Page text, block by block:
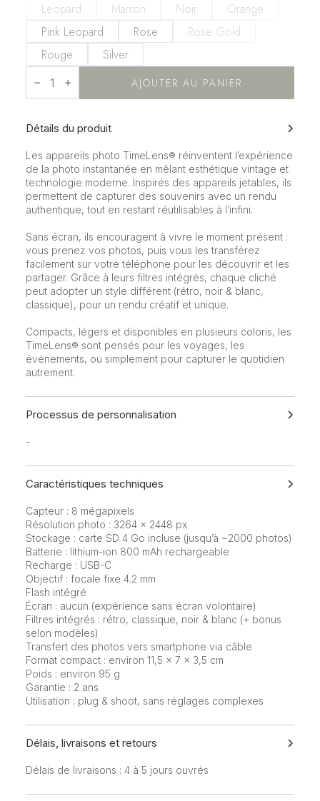
Leopard
Marron Noir
Orange
Pink Leopard
Rose
Rose Gold
Rouge
Silver
quantité
de
Time
AJOUTER AU PANIER
Détails du produit
Les appareils photo TimeLens® réinventent l’expérience
de la photo instantanée en mêlant esthétique vintage et
technologie moderne. Inspirés des appareils jetables, ils
permettent de capturer des souvenirs avec un rendu
authentique, tout en restant réutilisables à l’infini.
Sans écran, ils encouragent à vivre le moment présent :
vous prenez vos photos, puis vous les transférez
facilement sur votre téléphone pour les découvrir et les
partager. Grâce à leurs filtres intégrés, chaque cliché
peut adopter un style différent (rétro, noir & blanc,
classique), pour un rendu créatif et unique.
Compacts, légers et disponibles en plusieurs coloris, les
TimeLens® sont pensés pour les voyages, les
événements, ou simplement pour capturer le quotidien
autrement.
Processus de personnalisation
-
Caractéristiques techniques
Capteur : 8 mégapixels
Résolution photo : 3264 × 2448 px
Stockage : carte SD 4 Go incluse (jusqu’à ~2000 photos)
Batterie : lithium-ion 800 mAh rechargeable
Recharge : USB-C
Objectif : focale fixe 4.2 mm
Flash intégré
Écran : aucun (expérience sans écran volontaire)
Filtres intégrés : rétro, classique, noir & blanc (+ bonus
selon modèles)
Transfert des photos vers smartphone via câble
Format compact : environ 11,5 × 7 × 3,5 cm
Poids : environ 95 g
Garantie : 2 ans
Utilisation : plug & shoot, sans réglages complexes
Délais, livraisons et retours
Délais de livraisons : 4 à 5 jours ouvrés